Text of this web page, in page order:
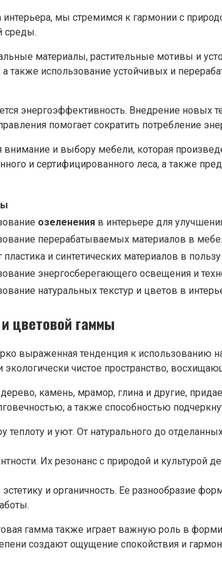
мы стремимся к гармонии с
среды.
материалы, растительные мотивы и
а также использование устойчивых и
энергоэффективность. Внедрение
помогает сократить потребление
внимание и выбору мебели, которая
и сертифицированного леса, а также
озеленения в интерьере для
перерабатываемых материалов в
пластика и синтетических материалов в
энергосберегающего освещения и
натуральных текстур и цветов в
цветовой гаммы
выраженная тенденция к использованию
чистое пространство,
камень, мрамор, глина и другие,
а также способностью
теплоту и уют. От натурального до
Их резонанс с природой и культурой
и органичность. Ее разнообразие
гамма также играет важную роль в
создают ощущение спокойствия и